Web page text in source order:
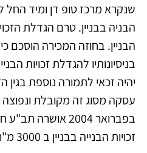
שנקרא מרכז טופ דן ומיד החל
הבניין. בחוזה המכירה הוסכם
בניסיונותיו להגדלת זכויות
יהיה זכאי לתמורה נוספת בגין
עסקה מסוג זה מקובלת
בפברואר 2004
זכויות הבנייה בבניין ב 3000 מ"ר.